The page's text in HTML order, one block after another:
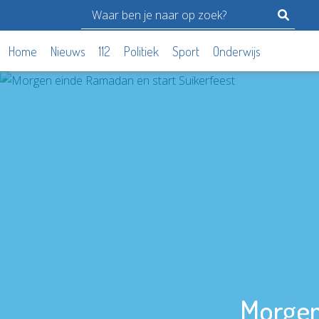
Home Nieuws 112 Politiek Sport Onderwijs